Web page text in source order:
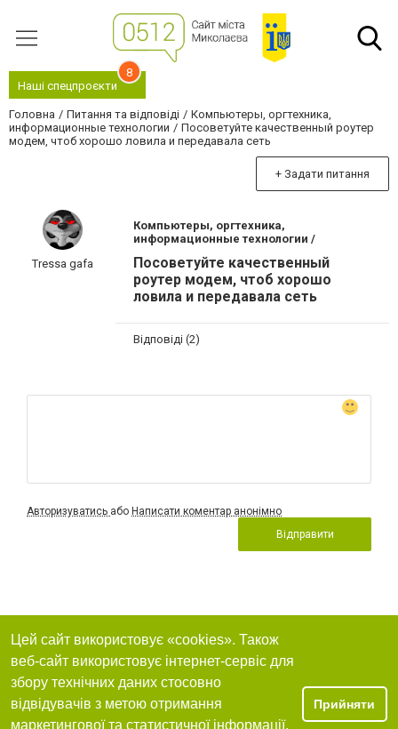
Наші спецпроєкти
8
Головна Питання та відповіді
Компьютеры, оргтехника,
информационные технологии
Посоветуйте качественный роутер
модем, чтоб хорошо ловила и передавала сеть
+ Задати питання
Tressa gafa
Компьютеры, оргтехника,
информационные технологии /
Посоветуйте качественный
роутер модем, чтоб хорошо
ловила и передавала сеть
Відповіді (2)
Авторизуватись або Написати коментар анонімно
Відправити
Цей сайт використовує «cookies». Також
веб-сайт використовує інтернет-сервіс для
збору технічних даних стосовно
відвідувачів з метою отримання
маркетингової та статистичної інформації.
Прийняти